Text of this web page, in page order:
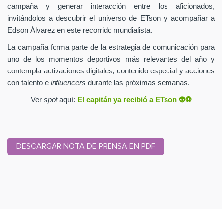
campaña y generar interacción entre los aficionados,
invitándolos a descubrir el universo de ETson y acompañar a
Edson Álvarez en este recorrido mundialista.
La campaña forma parte de la estrategia de comunicación para
uno de los momentos deportivos más relevantes del año y
contempla activaciones digitales, contenido especial y acciones
con talento e influencers durante las próximas semanas.
Ver spotaquí: El capitán ya recibió a ETson 👽⚽️
DESCARGAR NOTA DE PRENSA EN PDF